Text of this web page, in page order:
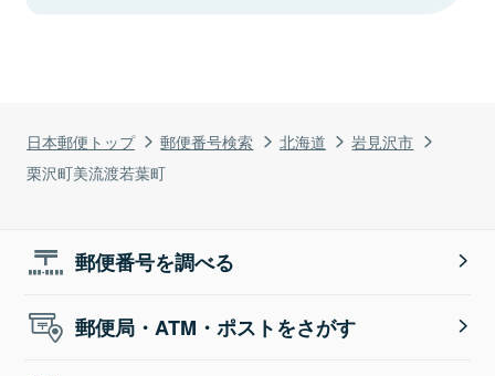
日本郵便トップ 郵便番号検索 北海道
岩見沢市
栗沢町美流渡若葉町
郵便番号を調べる
郵便局・ATM・ポストをさがす